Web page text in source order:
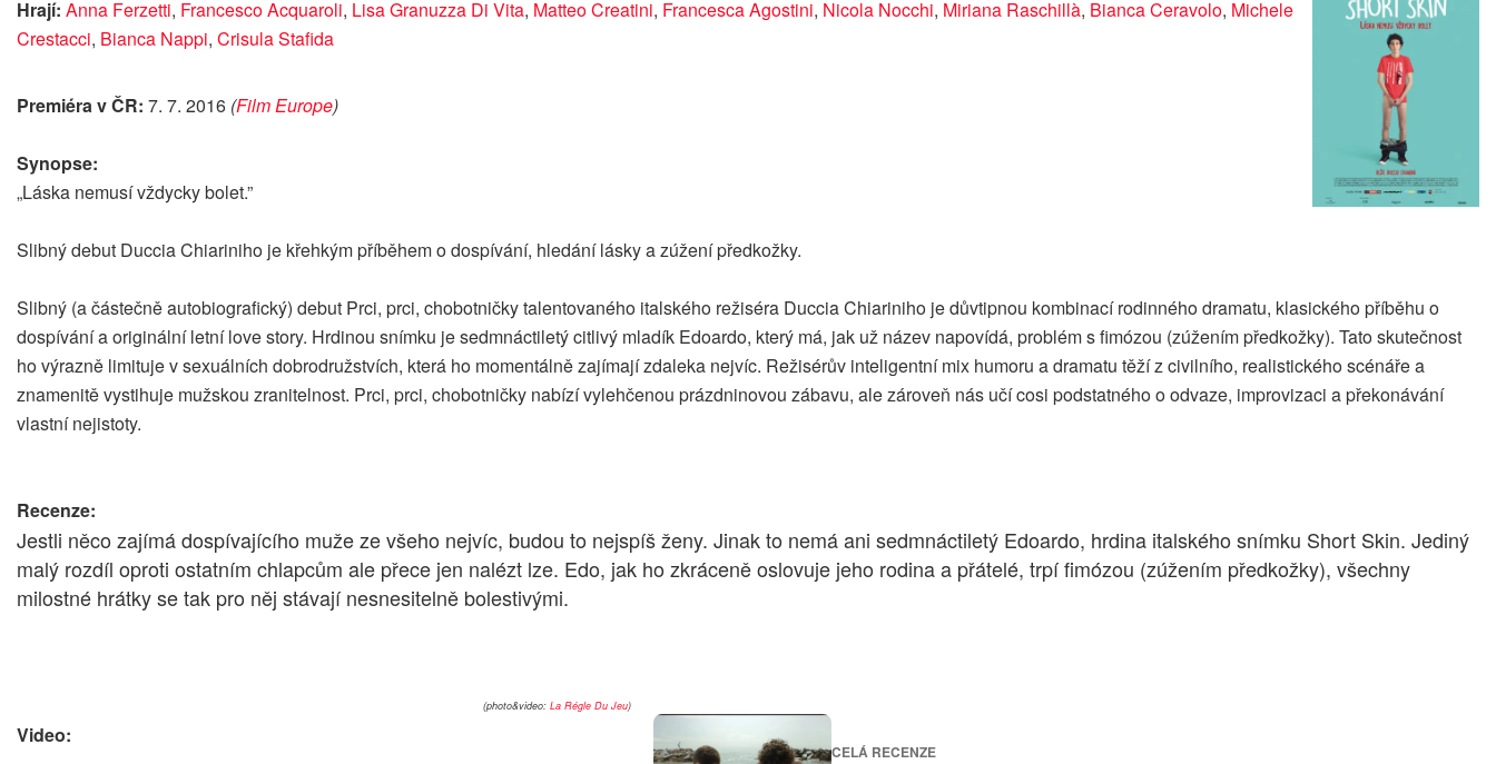
Hrají: Anna Ferzetti, Francesco Acquaroli, Lisa Granuzza Di Vita, Matteo Creatini, Francesca Agostini, Nicola Nocchi, Miriana Raschillà, Bianca Ceravolo, Michele
Crestacci, Bianca Nappi, Crisula Stafida
Premiéra v ČR: 7. 7. 2016 (Film Europe)
Synopse:
„Láska nemusí vždycky bolet.”
Slibný debut Duccia Chiariniho je křehkým příběhem o dospívání, hledání lásky a zúžení předkožky.
Slibný (a částečně autobiografický) debut Prci, prci, chobotničky talentovaného italského režiséra Duccia Chiariniho je důvtipnou kombinací rodinného dramatu, klasického příběhu o
dospívání a originální letní love story. Hrdinou snímku je sedmnáctiletý citlivý mladík Edoardo, který má, jak už název napovídá, problém s fimózou (zúžením předkožky). Tato skutečnost
ho výrazně limituje v sexuálních dobrodružstvích, která ho momentálně zajímají zdaleka nejvíc. Režisérův inteligentní mix humoru a dramatu těží z civilního, realistického scénáře a
znamenitě vystihuje mužskou zranitelnost. Prci, prci, chobotničky nabízí vylehčenou prázdninovou zábavu, ale zároveň nás učí cosi podstatného o odvaze, improvizaci a překonávání
vlastní nejistoty.
Recenze:
Jestli něco zajímá dospívajícího muže ze všeho nejvíc, budou to nejspíš ženy. Jinak to nemá ani sedmnáctiletý Edoardo, hrdina italského snímku Short Skin. Jediný
malý rozdíl oproti ostatním chlapcům ale přece jen nalézt lze. Edo, jak ho zkráceně oslovuje jeho rodina a přátelé, trpí fimózou (zúžením předkožky), všechny
milostné hrátky se tak pro něj stávají nesnesitelně bolestivými.
CELÁ RECENZE
(photo&video: La Régle Du Jeu)
Video: